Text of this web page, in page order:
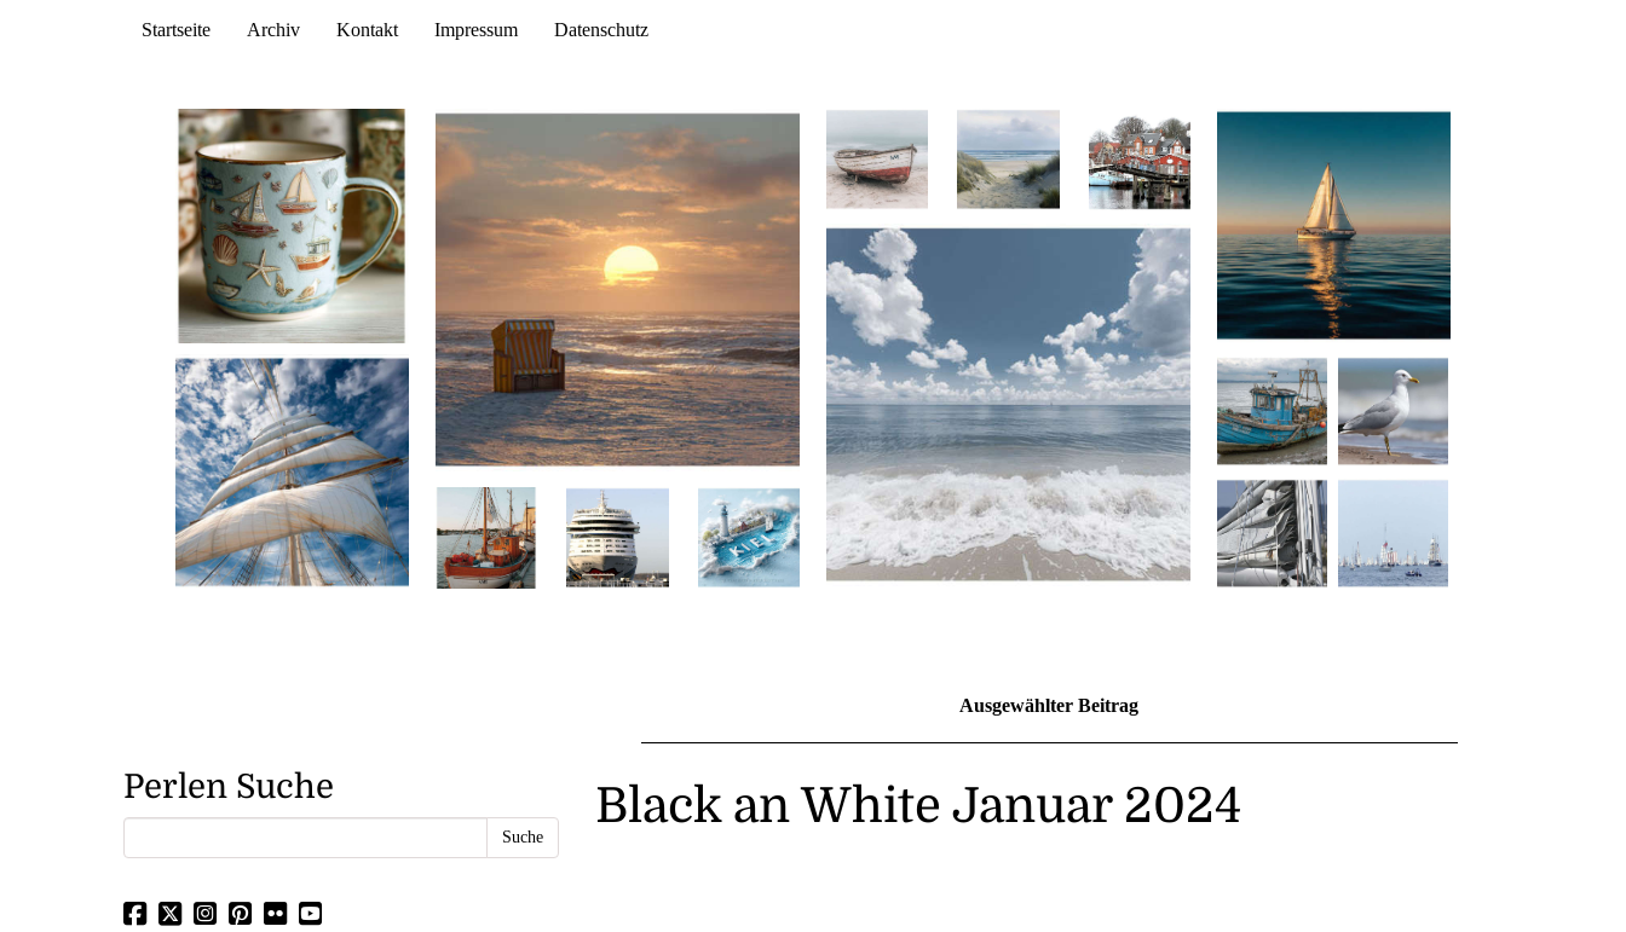
Startseite Archiv Kontakt Impressum Datenschutz
Ausgewählter Beitrag
Black an White Januar 2024
Perlen Suche